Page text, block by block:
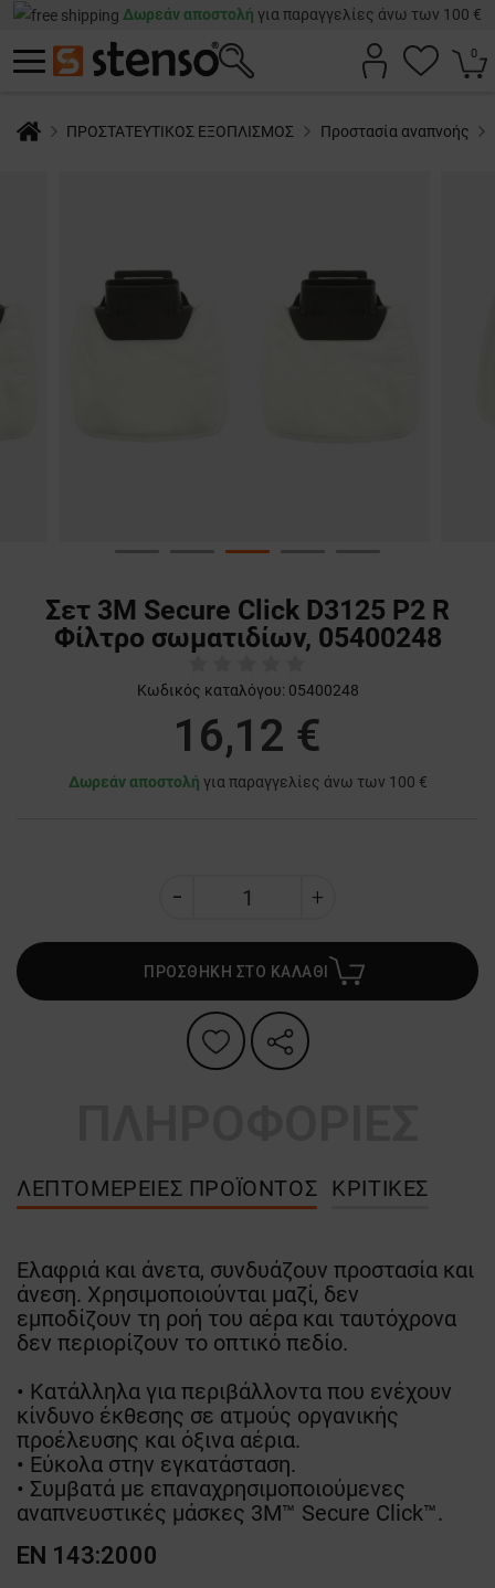
Δωρεάν αποστολή για παραγγελίες άνω των 100 €
0
ΠΡΟΣΤΑΤΕΥΤΙΚΟΣ ΕΞΟΠΛΙΣΜΟΣ Προστασία αναπνοής
Σετ 3M Secure Click D3125 P2 R
Φίλτρο σωματιδίων, 05400248
Κωδικός καταλόγου: 05400248
16,12 €
Δωρεάν αποστολή για παραγγελίες άνω των 100 €
ΠΡΟΣΘΗΚΗ ΣΤΟ ΚΑΛΑΘΙ
ΛΕΠΤΟΜΈΡΕΙΕΣ ΠΡΟΪΌΝΤΟΣ ΚΡΙΤΙΚΈΣ
Ελαφριά και άνετα, συνδυάζουν προστασία και
άνεση. Χρησιμοποιούνται μαζί, δεν
εμποδίζουν τη ροή του αέρα και ταυτόχρονα
δεν περιορίζουν το οπτικό πεδίο.
• Κατάλληλα για περιβάλλοντα που ενέχουν
κίνδυνο έκθεσης σε ατμούς οργανικής
προέλευσης και όξινα αέρια.
• Εύκολα στην εγκατάσταση.
• Συμβατά με επαναχρησιμοποιούμενες
αναπνευστικές μάσκες 3M™ Secure Click™.
EN 143:2000